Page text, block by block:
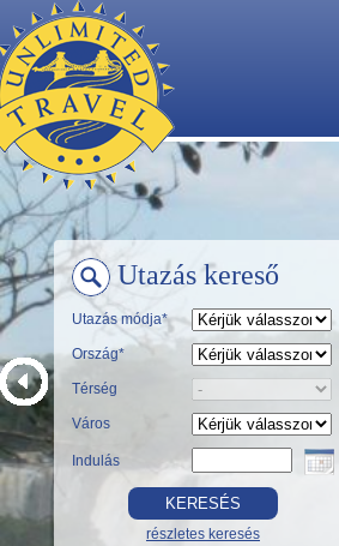
Utazás kereső
Utazás módja*
Ország*
Térség
Város
Indulás
részletes keresés